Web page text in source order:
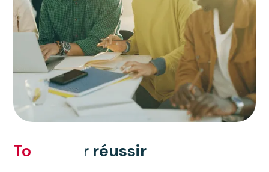
Tout pour réussir